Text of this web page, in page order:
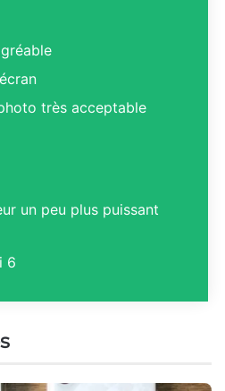
très acceptable
un peu plus puissant
6